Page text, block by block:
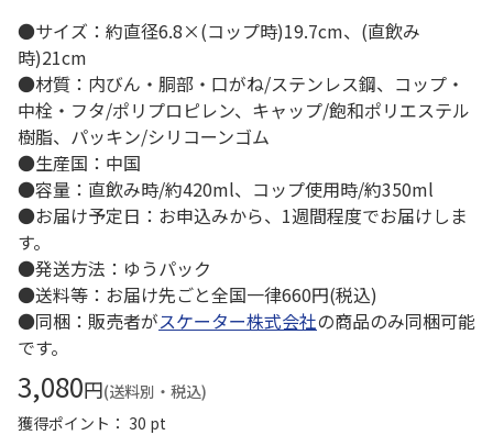
●サイズ：約直径6.8×(コップ時)19.7cm、(直飲み
時)21cm
●材質：内びん・胴部・口がね/ステンレス鋼、コップ・
中栓・フタ/ポリプロピレン、キャップ/飽和ポリエステル
樹脂、パッキン/シリコーンゴム
●生産国：中国
●容量：直飲み時/約420ml、コップ使用時/約350ml
●お届け予定日：お申込みから、1週間程度でお届けしま
す。
●発送方法：ゆうパック
●送料等：お届け先ごと全国一律660円(税込)
●同梱：販売者がスケーター株式会社の商品のみ同梱可能
です。
3,080円(送料別・税込)
獲得ポイント： 30 pt